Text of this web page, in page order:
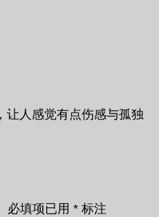
让人感觉有点伤感与孤独
必填项已用 * 标注